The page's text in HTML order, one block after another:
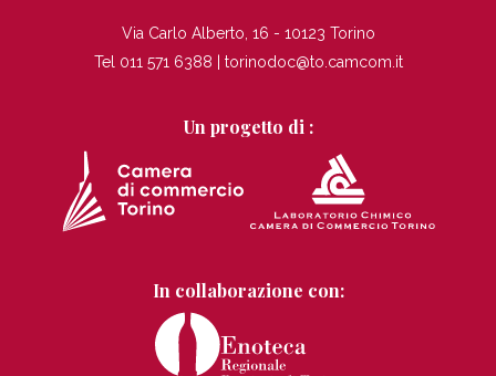
Via Carlo Alberto, 16 - 10123 Torino
Tel 011 571 6388 | torinodoc@to.camcom.it
Un progetto di :
In collaborazione con: